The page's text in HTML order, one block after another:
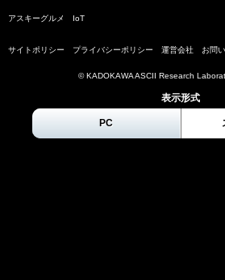
アスキーグルメ IoT
サイトポリシー プライバシーポリシー 運営会社 お問
© KADOKAWA ASCII Research
表示形式
PC